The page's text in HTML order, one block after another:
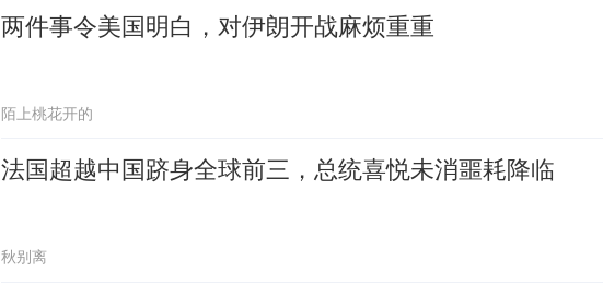
两件事令美国明白，对伊朗开战麻烦重重
陌上桃花开的
法国超越中国跻身全球前三，总统喜悦未消噩耗降临
秋别离